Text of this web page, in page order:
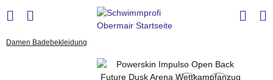
Damen Badebekleidung